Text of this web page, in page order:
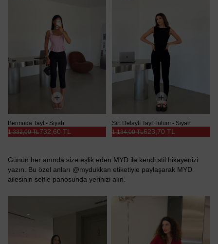
Bermuda Tayt - Siyah
732,60 TL
1.332,00 TL
Sırt Detaylı Tayt Tulum - Siyah
623,70 TL
1.134,00 TL
Günün her anında size eşlik eden MYD ile kendi stil hikayenizi
yazın. Bu özel anları @mydukkan etiketiyle paylaşarak MYD
ailesinin selfie panosunda yerinizi alın.